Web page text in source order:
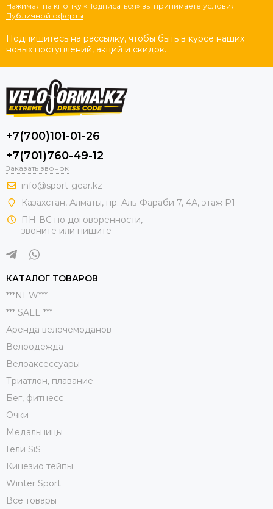
Нажимая на кнопку «Подписаться» вы принимаете условия
Публичной оферты
Подпишитесь на рассылку, чтобы быть в курсе наших
новых поступлений, акций и скидок.
+7(700)101-01-26
+7(701)760-49-12
Заказать звонок
info@sport-gear.kz
Казахстан, Алматы, пр. Аль-Фараби 7, 4А, этаж Р1
ПН-ВС по договоренности,
звоните или пишите
КАТАЛОГ ТОВАРОВ
***NEW***
*** SALE ***
Аренда велочемоданов
Велоодежда
Велоаксессуары
Триатлон, плавание
Бег, фитнесс
Очки
Медальницы
Гели SiS
Кинезио тейпы
Winter Sport
Все товары